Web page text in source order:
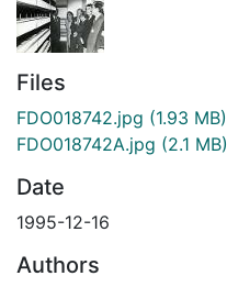
Files
FDO018742.jpg (1.93 MB)
FDO018742A.jpg (2.1 MB)
Date
1995-12-16
Authors